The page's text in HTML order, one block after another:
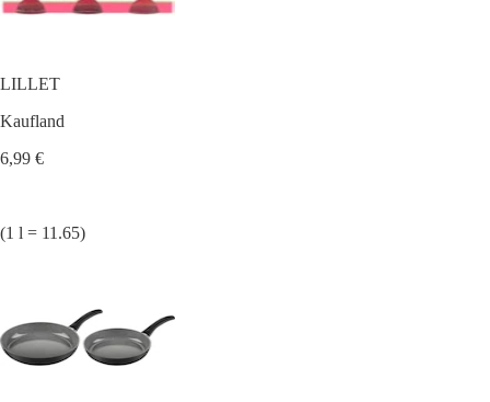
LILLET
Kaufland
6,99 €
(1 l = 11.65)